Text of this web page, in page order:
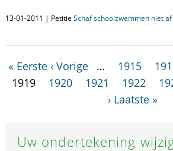
13-01-2011 | Petitie Schaf schoolzwemmen niet af
« Eerste ‹ Vorige … 1915
1919
1920 1921 1922
› Laatste »
Uw ondertekening